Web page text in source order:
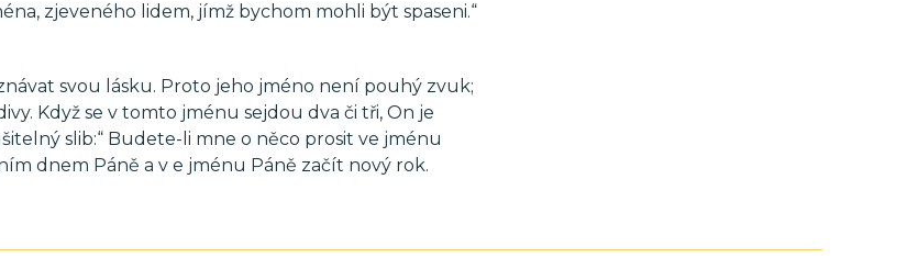
zjeveného lidem, jímž bychom mohli být spaseni.“
svou lásku. Proto jeho jméno není pouhý zvuk;
Když se v tomto jménu sejdou dva či tři, On je
slib:“ Budete-li mne o něco prosit ve jménu
dnem Páně a v e jménu Páně začít nový rok.